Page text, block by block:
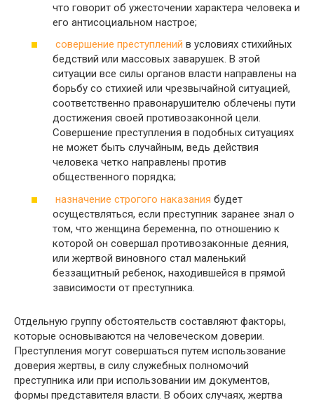
что говорит об ужесточении характера человека и
его антисоциальном настрое;
совершение преступлений в условиях стихийных
бедствий или массовых заварушек. В этой
ситуации все силы органов власти направлены на
борьбу со стихией или чрезвычайной ситуацией,
соответственно правонарушителю облечены пути
достижения своей противозаконной цели.
Совершение преступления в подобных ситуациях
не может быть случайным, ведь действия
человека четко направлены против
общественного порядка;
назначение строгого наказания будет
осуществляться, если преступник заранее знал о
том, что женщина беременна, по отношению к
которой он совершал противозаконные деяния,
или жертвой виновного стал маленький
беззащитный ребенок, находившейся в прямой
зависимости от преступника.
Отдельную группу обстоятельств составляют факторы,
которые основываются на человеческом доверии.
Преступления могут совершаться путем использование
доверия жертвы, в силу служебных полномочий
преступника или при использовании им документов,
формы представителя власти. В обоих случаях, жертва